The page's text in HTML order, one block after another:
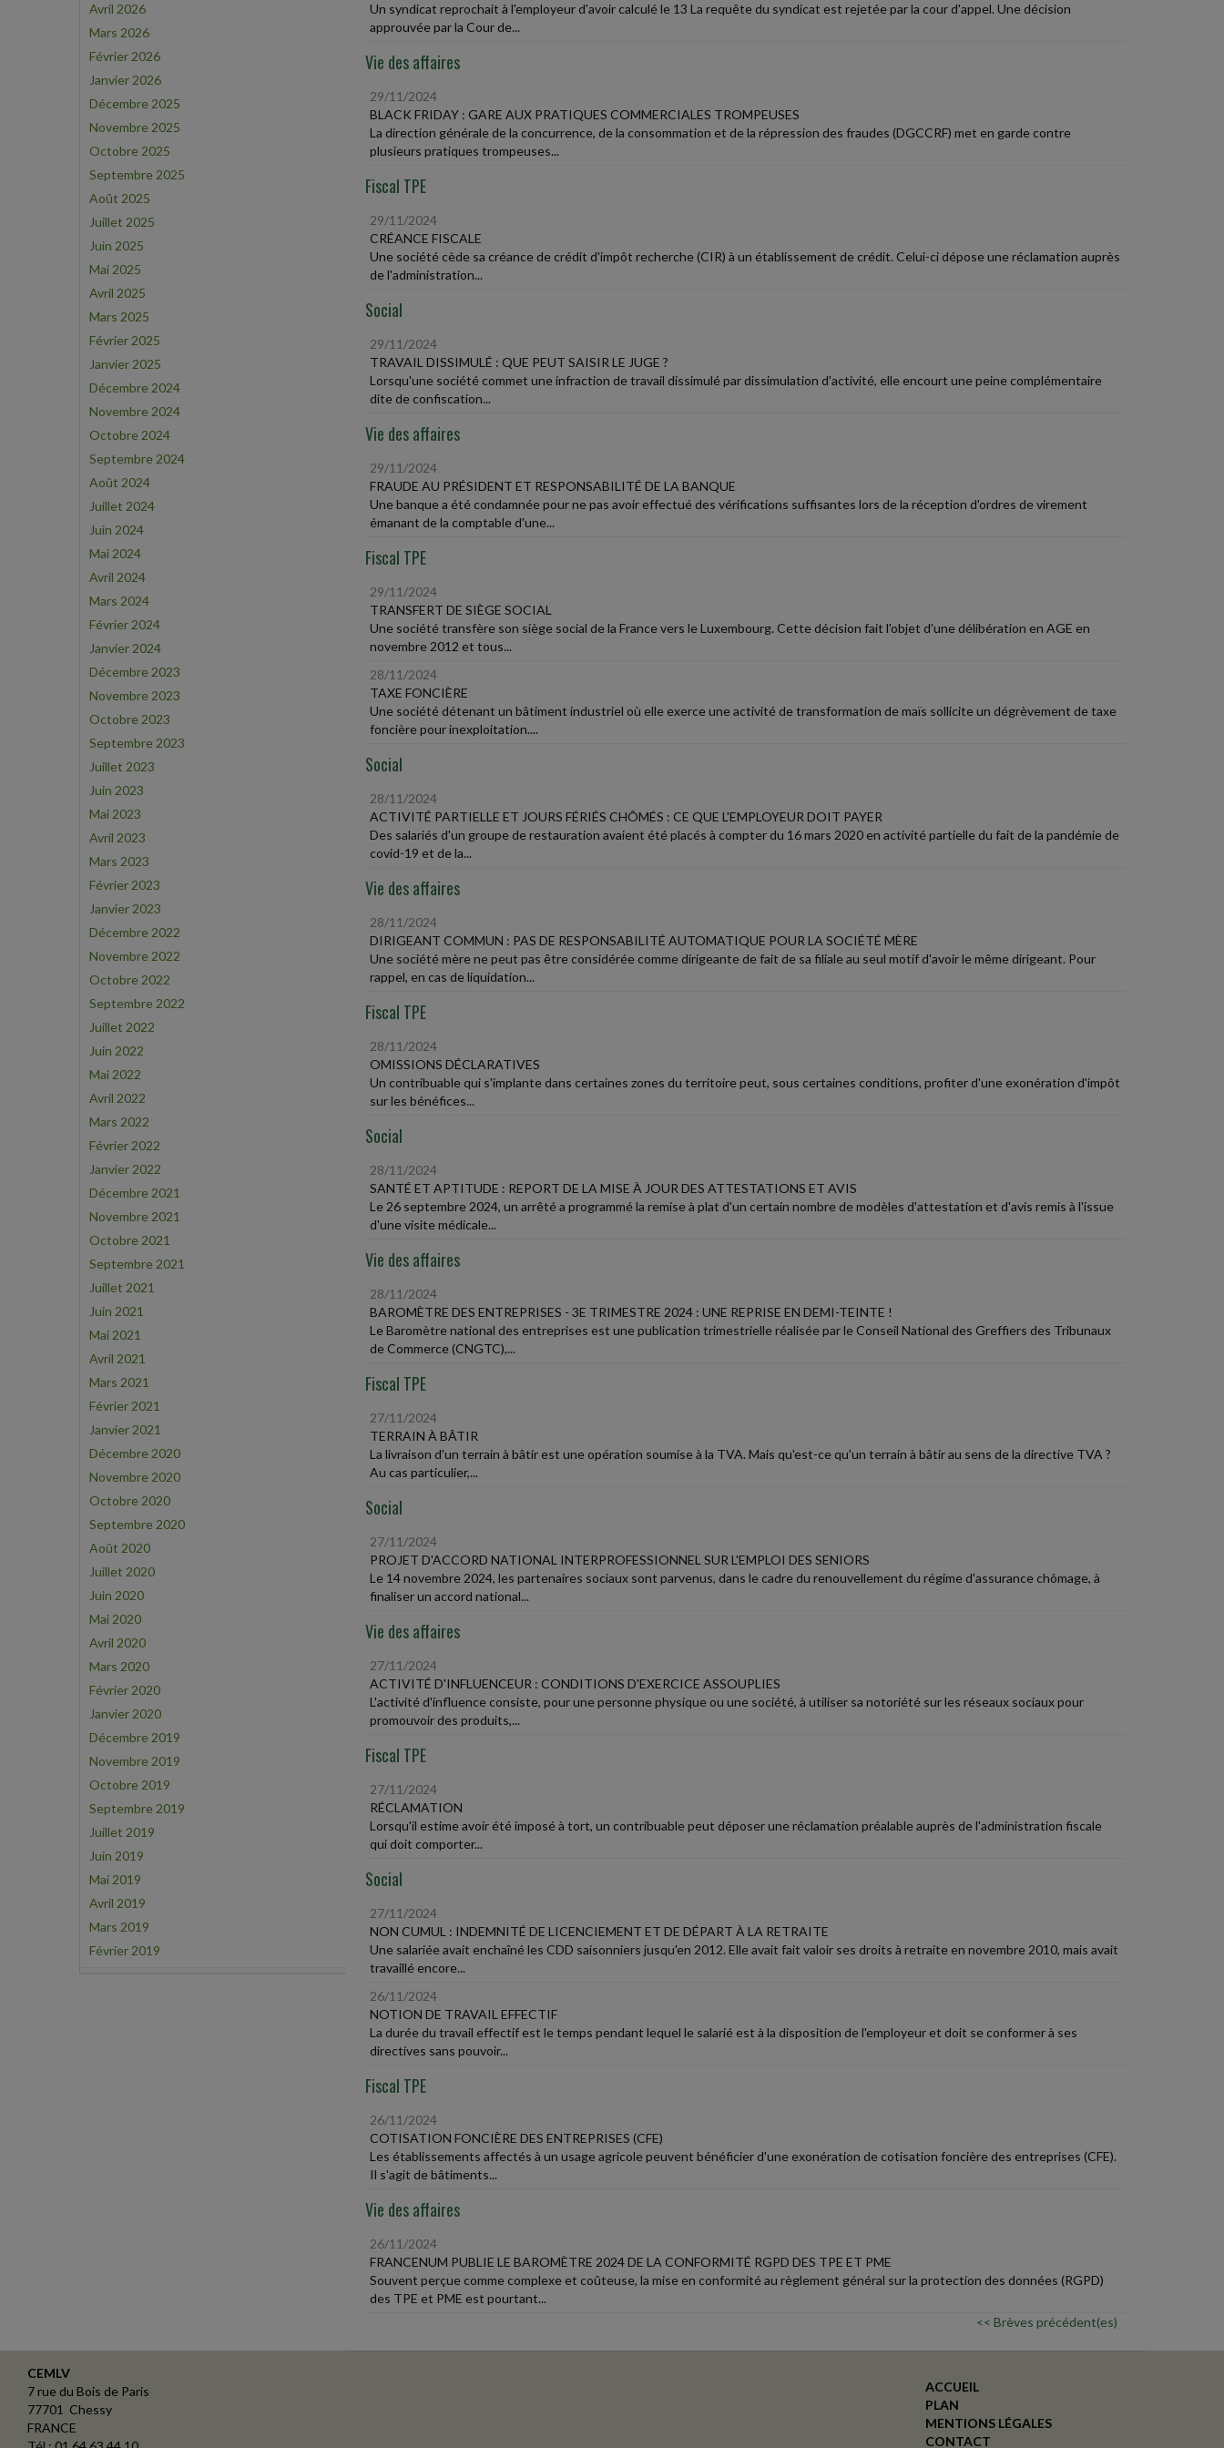
Avril 2026
Mars 2026
Février 2026
Janvier 2026
Décembre 2025
Novembre 2025
Octobre 2025
Septembre 2025
Août 2025
Juillet 2025
Juin 2025
Mai 2025
Avril 2025
Mars 2025
Février 2025
Janvier 2025
Décembre 2024
Novembre 2024
Octobre 2024
Septembre 2024
Août 2024
Juillet 2024
Juin 2024
Mai 2024
Avril 2024
Mars 2024
Février 2024
Janvier 2024
Décembre 2023
Novembre 2023
Octobre 2023
Septembre 2023
Juillet 2023
Juin 2023
Mai 2023
Avril 2023
Mars 2023
Février 2023
Janvier 2023
Décembre 2022
Novembre 2022
Octobre 2022
Septembre 2022
Juillet 2022
Juin 2022
Mai 2022
Avril 2022
Mars 2022
Février 2022
Janvier 2022
Décembre 2021
Novembre 2021
Octobre 2021
Septembre 2021
Juillet 2021
Juin 2021
Mai 2021
Avril 2021
Mars 2021
Février 2021
Janvier 2021
Décembre 2020
Novembre 2020
Octobre 2020
Septembre 2020
Août 2020
Juillet 2020
Juin 2020
Mai 2020
Avril 2020
Mars 2020
Février 2020
Janvier 2020
Décembre 2019
Novembre 2019
Octobre 2019
Septembre 2019
Juillet 2019
Juin 2019
Mai 2019
Avril 2019
Mars 2019
Février 2019
Un syndicat reprochait à l'employeur d'avoir calculé le 13 La requête du syndicat est rejetée par la cour d'appel. Une décision
approuvée par la Cour de...
Vie des affaires
29/11/2024
BLACK FRIDAY : GARE AUX PRATIQUES COMMERCIALES TROMPEUSES
La direction générale de la concurrence, de la consommation et de la répression des fraudes (DGCCRF) met en garde contre
plusieurs pratiques trompeuses...
Fiscal TPE
29/11/2024
CRÉANCE FISCALE
Une société cède sa créance de crédit d'impôt recherche (CIR) à un établissement de crédit. Celui-ci dépose une réclamation auprès
de l'administration...
Social
29/11/2024
TRAVAIL DISSIMULÉ : QUE PEUT SAISIR LE JUGE ?
Lorsqu'une société commet une infraction de travail dissimulé par dissimulation d'activité, elle encourt une peine complémentaire
dite de confiscation...
Vie des affaires
29/11/2024
FRAUDE AU PRÉSIDENT ET RESPONSABILITÉ DE LA BANQUE
Une banque a été condamnée pour ne pas avoir effectué des vérifications suffisantes lors de la réception d'ordres de virement
émanant de la comptable d'une...
Fiscal TPE
29/11/2024
TRANSFERT DE SIÈGE SOCIAL
Une société transfère son siège social de la France vers le Luxembourg. Cette décision fait l'objet d'une délibération en AGE en
novembre 2012 et tous...
28/11/2024
TAXE FONCIÈRE
Une société détenant un bâtiment industriel où elle exerce une activité de transformation de maïs sollicite un dégrèvement de taxe
foncière pour inexploitation....
Social
28/11/2024
ACTIVITÉ PARTIELLE ET JOURS FÉRIÉS CHÔMÉS : CE QUE L'EMPLOYEUR DOIT PAYER
Des salariés d'un groupe de restauration avaient été placés à compter du 16 mars 2020 en activité partielle du fait de la pandémie de
covid-19 et de la...
Vie des affaires
28/11/2024
DIRIGEANT COMMUN : PAS DE RESPONSABILITÉ AUTOMATIQUE POUR LA SOCIÉTÉ MÈRE
Une société mère ne peut pas être considérée comme dirigeante de fait de sa filiale au seul motif d'avoir le même dirigeant. Pour
rappel, en cas de liquidation...
Fiscal TPE
28/11/2024
OMISSIONS DÉCLARATIVES
Un contribuable qui s'implante dans certaines zones du territoire peut, sous certaines conditions, profiter d'une exonération d'impôt
sur les bénéfices...
Social
28/11/2024
SANTÉ ET APTITUDE : REPORT DE LA MISE À JOUR DES ATTESTATIONS ET AVIS
Le 26 septembre 2024, un arrêté a programmé la remise à plat d'un certain nombre de modèles d'attestation et d'avis remis à l'issue
d'une visite médicale...
Vie des affaires
28/11/2024
BAROMÈTRE DES ENTREPRISES - 3E TRIMESTRE 2024 : UNE REPRISE EN DEMI-TEINTE !
Le Baromètre national des entreprises est une publication trimestrielle réalisée par le Conseil National des Greffiers des Tribunaux
de Commerce (CNGTC),...
Fiscal TPE
27/11/2024
TERRAIN À BÂTIR
La livraison d'un terrain à bâtir est une opération soumise à la TVA. Mais qu'est-ce qu'un terrain à bâtir au sens de la directive TVA ?
Au cas particulier,...
Social
27/11/2024
PROJET D'ACCORD NATIONAL INTERPROFESSIONNEL SUR L'EMPLOI DES SENIORS
Le 14 novembre 2024, les partenaires sociaux sont parvenus, dans le cadre du renouvellement du régime d'assurance chômage, à
finaliser un accord national...
Vie des affaires
27/11/2024
ACTIVITÉ D'INFLUENCEUR : CONDITIONS D'EXERCICE ASSOUPLIES
L'activité d'influence consiste, pour une personne physique ou une société, à utiliser sa notoriété sur les réseaux sociaux pour
promouvoir des produits,...
Fiscal TPE
27/11/2024
RÉCLAMATION
Lorsqu'il estime avoir été imposé à tort, un contribuable peut déposer une réclamation préalable auprès de l'administration fiscale
qui doit comporter...
Social
27/11/2024
NON CUMUL : INDEMNITÉ DE LICENCIEMENT ET DE DÉPART À LA RETRAITE
Une salariée avait enchaîné les CDD saisonniers jusqu'en 2012. Elle avait fait valoir ses droits à retraite en novembre 2010, mais avait
travaillé encore...
26/11/2024
NOTION DE TRAVAIL EFFECTIF
La durée du travail effectif est le temps pendant lequel le salarié est à la disposition de l'employeur et doit se conformer à ses
directives sans pouvoir...
Fiscal TPE
26/11/2024
COTISATION FONCIÈRE DES ENTREPRISES (CFE)
Les établissements affectés à un usage agricole peuvent bénéficier d'une exonération de cotisation foncière des entreprises (CFE).
Il s'agit de bâtiments...
Vie des affaires
26/11/2024
FRANCENUM PUBLIE LE BAROMÈTRE 2024 DE LA CONFORMITÉ RGPD DES TPE ET PME
Souvent perçue comme complexe et coûteuse, la mise en conformité au règlement général sur la protection des données (RGPD)
des TPE et PME est pourtant...
<< Brèves précédent(es)
CEMLV
7 rue du Bois de Paris
77701 Chessy
FRANCE
ACCUEIL
PLAN
MENTIONS LÉGALES
CONTACT